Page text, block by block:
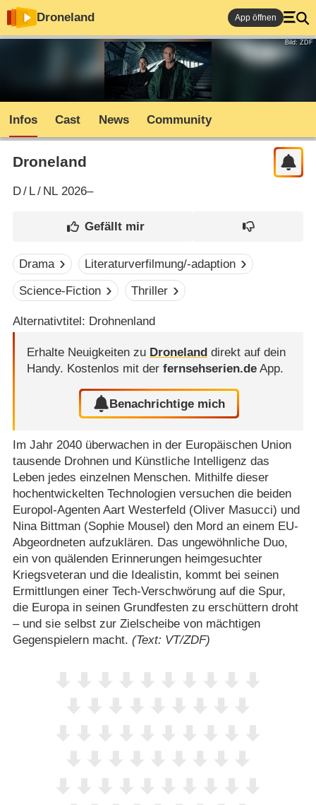
Droneland App öffnen
Bild: ZDF
Infos Cast News Community
Droneland
D/ L/ NL2026–
Drama
Literaturverfilmung/-adaption
Science-Fiction
Thriller
Alternativtitel: Drohnenland
Erhalte Neuigkeiten zu Dronelanddirekt auf dein
Handy. Kostenlos mit der fernsehserien.deApp.
Benachrichtige mich
Im Jahr 2040 überwachen in der Europäischen Union
tausende Drohnen und Künstliche Intelligenz das
Leben jedes einzelnen Menschen. Mithilfe dieser
hochentwickelten Technologien versuchen die beiden
Europol-Agenten Aart Westerfeld (Oliver Masucci) und
Nina Bittman (Sophie Mousel) den Mord an einem EU-
Abgeordneten aufzuklären. Das ungewöhnliche Duo,
ein von quälenden Erinnerungen heimgesuchter
Kriegsveteran und die Idealistin, kommt bei seinen
Ermittlungen einer Tech-Verschwörung auf die Spur,
die Europa in seinen Grundfesten zu erschüttern droht
– und sie selbst zur Zielscheibe von mächtigen
Gegenspielern macht. (Text: VT/ZDF)